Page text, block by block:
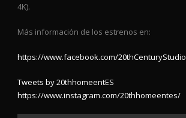
4K).
Más información de los estrenos en:
https://www.facebook.com/
Tweets by 20thhomeentES
https://www.instagram.com/20thhomeentes/